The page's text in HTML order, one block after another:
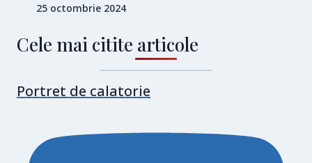
25 octombrie 2024
Cele mai citite articole
Portret de calatorie